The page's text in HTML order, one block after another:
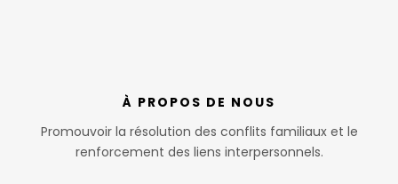
À PROPOS DE NOUS
Promouvoir la résolution des conflits familiaux et le
renforcement des liens interpersonnels.